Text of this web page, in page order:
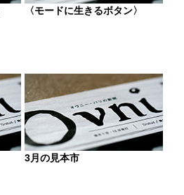
〈モードに生きるボタン〉
3月の見本市